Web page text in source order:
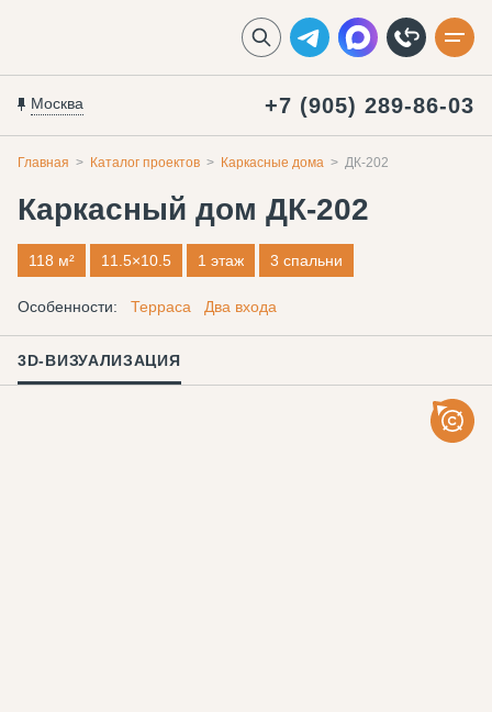
Москва +7 (905) 289-86-03
Главная Каталог проектов Каркасные дома ДК-202
Каркасный дом ДК-202
118 м² 11.5×10.5 1 этаж 3 спальни
Особенности: Терраса Два входа
3D-ВИЗУАЛИЗАЦИЯ